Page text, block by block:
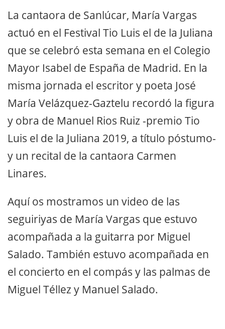
La cantaora de Sanlúcar, María Vargas
actuó en el Festival Tio Luis el de la Juliana
que se celebró esta semana en el Colegio
Mayor Isabel de España de Madrid. En la
misma jornada el escritor y poeta José
María Velázquez-Gaztelu recordó la figura
y obra de Manuel Rios Ruiz -premio Tio
Luis el de la Juliana 2019, a título póstumo-
y un recital de la cantaora Carmen
Linares.
Aquí os mostramos un video de las
seguiriyas de María Vargas que estuvo
acompañada a la guitarra por Miguel
Salado. También estuvo acompañada en
el concierto en el compás y las palmas de
Miguel Téllez y Manuel Salado.